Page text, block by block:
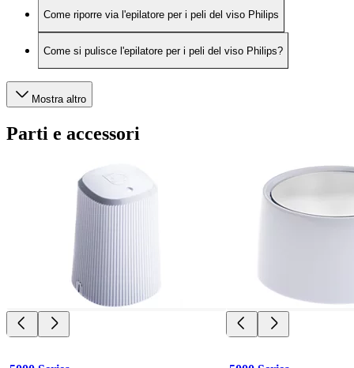
Come riporre via l'epilatore per i peli del viso Philips
Come si pulisce l'epilatore per i peli del viso Philips?
Mostra altro
Parti e accessori